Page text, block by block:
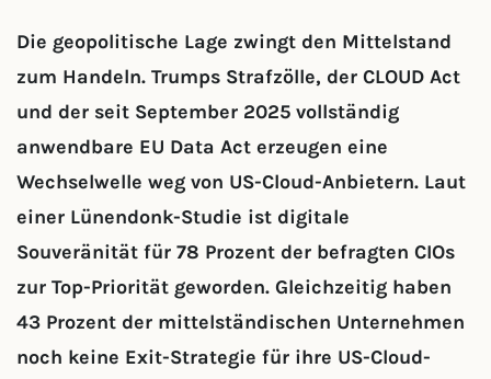
Die geopolitische Lage zwingt den Mittelstand
zum Handeln. Trumps Strafzölle, der CLOUD Act
und der seit September 2025 vollständig
anwendbare EU Data Act erzeugen eine
Wechselwelle weg von US-Cloud-Anbietern. Laut
einer Lünendonk-Studie ist digitale
Souveränität für 78 Prozent der befragten CIOs
zur Top-Priorität geworden. Gleichzeitig haben
43 Prozent der mittelständischen Unternehmen
noch keine Exit-Strategie für ihre US-Cloud-